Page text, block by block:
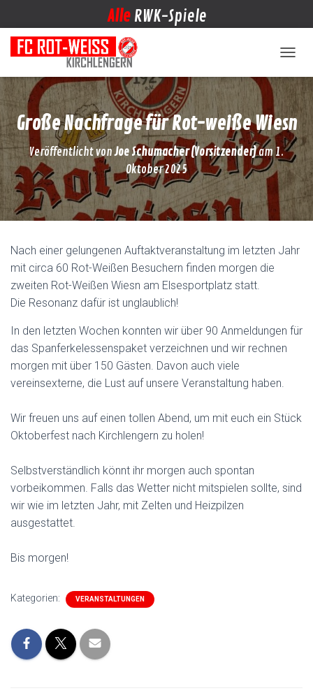
Alle RWK-Spiele
Große Nachfrage für Rot-weiße Wiesn
Veröffentlicht vonJoe Schumacher (Vorsitzender)am1.
Oktober 2025
Nach einer gelungenen Auftaktveranstaltung im letzten Jahr
mit circa 60 Rot-Weißen Besuchern finden morgen die
zweiten Rot-Weißen Wiesn am Elsesportplatz statt.
Die Resonanz dafür ist unglaublich!
In den letzten Wochen konnten wir über 90 Anmeldungen für
das Spanferkelessenspaket verzeichnen und wir rechnen
morgen mit über 150 Gästen. Davon auch viele
vereinsexterne, die Lust auf unsere Veranstaltung haben.
Wir freuen uns auf einen tollen Abend, um mit euch ein Stück
Oktoberfest nach Kirchlengern zu holen!
Selbstverständlich könnt ihr morgen auch spontan
vorbeikommen. Falls das Wetter nicht mitspielen sollte, sind
wir wie im letzten Jahr, mit Zelten und Heizpilzen
ausgestattet.
Bis morgen!
Kategorien: VERANSTALTUNGEN